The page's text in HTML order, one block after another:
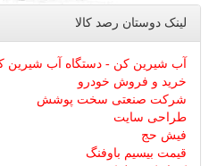
لینک دوستان رصد كالا
آب شیرین کن - دستگاه آب شیرین
خرید و فروش خودرو
شرکت صنعتی سخت پوشش
طراحی سایت
فیش حج
قیمت بیسیم باوفنگ